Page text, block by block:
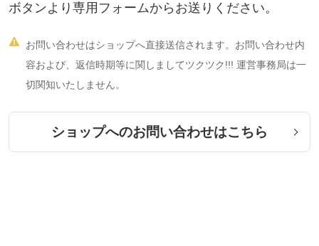
ボタンより専用フォームからお送りください。

お問い合わせはショップへ直接送信されます。お問い合わせ内
容および、返信時期等に関しましてツクツク!!! 運営事務局は一
切関知いたしません。
ショップへのお問い合わせはこちら